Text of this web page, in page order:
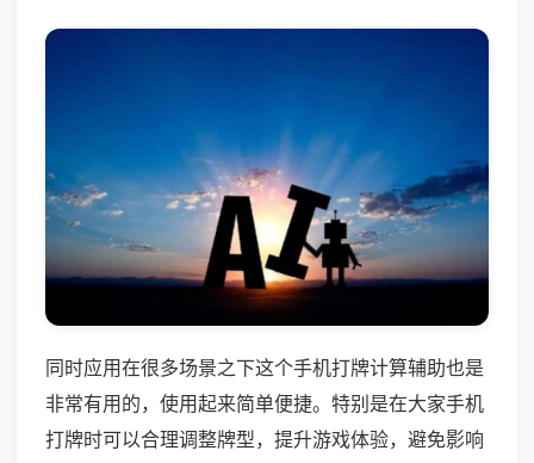
同时应用在很多场景之下这个手机打牌计算辅助也是
非常有用的，使用起来简单便捷。特别是在大家手机
打牌时可以合理调整牌型，提升游戏体验，避免影响